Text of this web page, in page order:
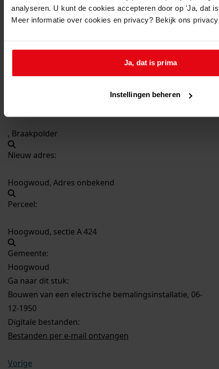
analyseren. U kunt de cookies accepteren door op 'Ja, dat
Meer informatie over cookies en privacy? Bekijk ons
Ja, dat is prima
Instellingen beheren
06-12-1950
Datering:
Beschrijving:
Bouwen van een electrische bemalingsinstallatie
Datum vergunning:
, Braakpolder
Nieuw adres:
Hoogwoud, Adres onbekend
Perceel:
Hoogwoud, sectie A 424
Gemeente:
Hoogwoud
Ga naar dit stuk:
Bouwen van een electrische bemalingsinstallatie, 06-
12-1950
Digitale bestanden:
Bestanden per e-mail ontvangen
Vorige